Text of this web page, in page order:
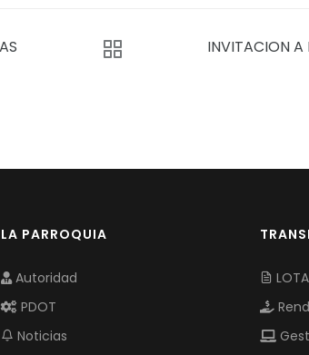
INVITACION A
LA PARROQUIA
Autoridad
PDOT
Noticias